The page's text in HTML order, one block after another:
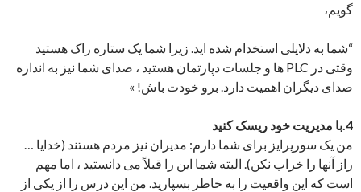
گویم،
“شما به دلایلی استخدام شده اید. زیرا شما یک ستاره راک هستید
وقتی در PLC ها و جلسات دپارتمان هستید ، صدای شما نیز به اندازه
صدای دیگران اهمیت دارد. برو خودت باش! »
4.با مدیریت خود ریسک کنید
من یک سورپرایز برای شما دارم: مدیران نیز مردم هستند (خدایا …
راز آنها را خراب نکن). البته شما این را قبلاً می دانستید ، اما مهم
است که این واقعیت را به خاطر بسپارید. من این درس را از یکی از